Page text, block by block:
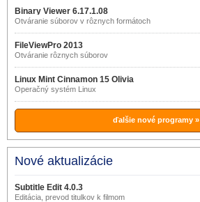
Binary Viewer 6.17.1.08
Otváranie súborov v rôznych formátoch
FileViewPro 2013
Otváranie rôznych súborov
Linux Mint Cinnamon 15 Olivia
Operačný systém Linux
ďalšie nové programy »
Nové aktualizácie
Subtitle Edit 4.0.3
Editácia, prevod titulkov k filmom